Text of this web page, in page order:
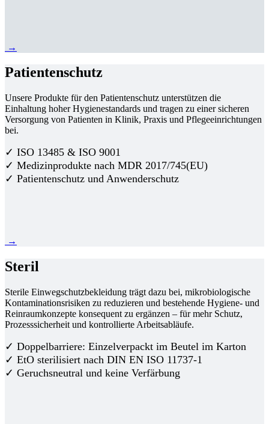
→
Patientenschutz
Unsere Produkte für den Patientenschutz unterstützen die
Einhaltung hoher Hygienestandards und tragen zu einer sicheren
Versorgung von Patienten in Klinik, Praxis und Pflegeeinrichtungen
bei.
✓ ISO 13485 & ISO 9001
✓ Medizinprodukte nach MDR 2017/745(EU)
✓ Patientenschutz und Anwenderschutz
→
Steril
Sterile Einwegschutzbekleidung trägt dazu bei, mikrobiologische
Kontaminationsrisiken zu reduzieren und bestehende Hygiene- und
Reinraumkonzepte konsequent zu ergänzen – für mehr Schutz,
Prozesssicherheit und kontrollierte Arbeitsabläufe.
✓ Doppelbarriere: Einzelverpackt im Beutel im Karton
✓ EtO sterilisiert nach DIN EN ISO 11737-1
✓ Geruchsneutral und keine Verfärbung